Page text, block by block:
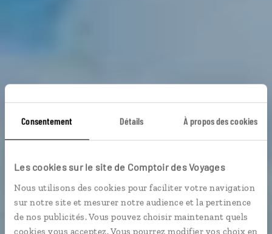
Consentement Détails À propos des cookies
Les cookies sur le site de Comptoir des Voyages
Nous utilisons des cookies pour faciliter votre navigation
sur notre site et mesurer notre audience et la pertinence
de nos publicités. Vous pouvez choisir maintenant quels
cookies vous acceptez. Vous pourrez modifier vos choix en
Voyage Île Maurice